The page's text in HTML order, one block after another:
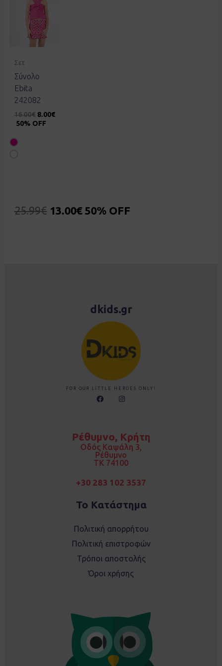
Σετ
Σύνολο
Ebita
242082
16.00€ 8.00€
50% OFF
25.99€ 13.00€ 50% OFF
dkids.gr
FOR OUR LITTLE HEROES ONLY!
F
a
o
I
n
r
a
m
Ρέθυμνο, Κρήτη
Οδός Καψάλη 3,
Ρέθυμνο
TK 74100
+30 283 102 3537
Το Κατάστημα
Πολιτική απορρήτου
Πολιτική επιστροφών
Τρόποι αποστολής
Όροι χρήσης